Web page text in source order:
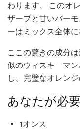
わります。 このオ
ザーブと甘いバー
ーはミックス全体に
ここの驚きの成分
似のウィスキーマ
し、完璧なオレン
あなたが必
1オンス